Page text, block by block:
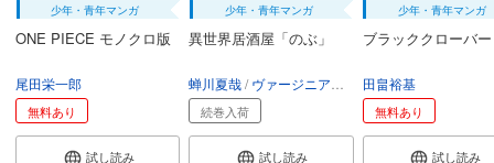
少年・青年マンガ
ONE PIECE モノクロ版
尾田栄一郎
無料あり
試し読み
少年・青年マンガ
異世界居酒屋「のぶ」
蝉川夏哉 ヴァージニア二等兵 転
続巻入荷
試し読み
少年・青年マンガ
ブラッククローバー
田畠裕基
無料あり
試し読み